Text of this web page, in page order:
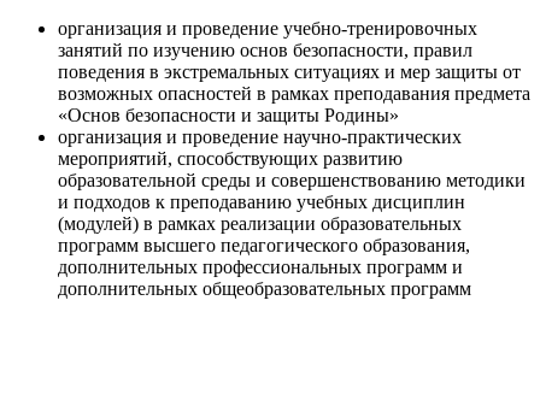
организация и проведение учебно-тренировочных
занятий по изучению основ безопасности, правил
поведения в экстремальных ситуациях и мер защиты от
возможных опасностей в рамках преподавания предмета
«Основ безопасности и защиты Родины»
организация и проведение научно-практических
мероприятий, способствующих развитию
образовательной среды и совершенствованию методики
и подходов к преподаванию учебных дисциплин
(модулей) в рамках реализации образовательных
программ высшего педагогического образования,
дополнительных профессиональных программ и
дополнительных общеобразовательных программ